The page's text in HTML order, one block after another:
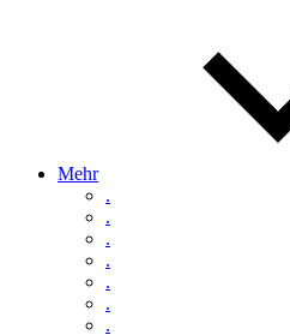
Mehr
.
.
.
.
.
.
.